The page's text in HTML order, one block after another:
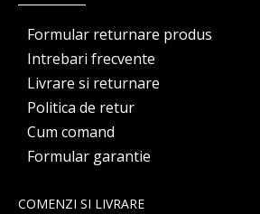
Formular returnare produs
Intrebari frecvente
Livrare si returnare
Politica de retur
Cum comand
Formular garantie
COMENZI SI LIVRARE